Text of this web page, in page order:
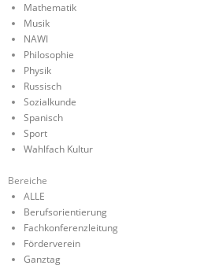
Mathematik
Musik
NAWI
Philosophie
Physik
Russisch
Sozialkunde
Spanisch
Sport
Wahlfach Kultur
Bereiche
ALLE
Berufsorientierung
Fachkonferenzleitung
Förderverein
Ganztag